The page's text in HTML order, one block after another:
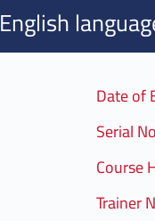
English
Date of
Serial No
Course
Trainer